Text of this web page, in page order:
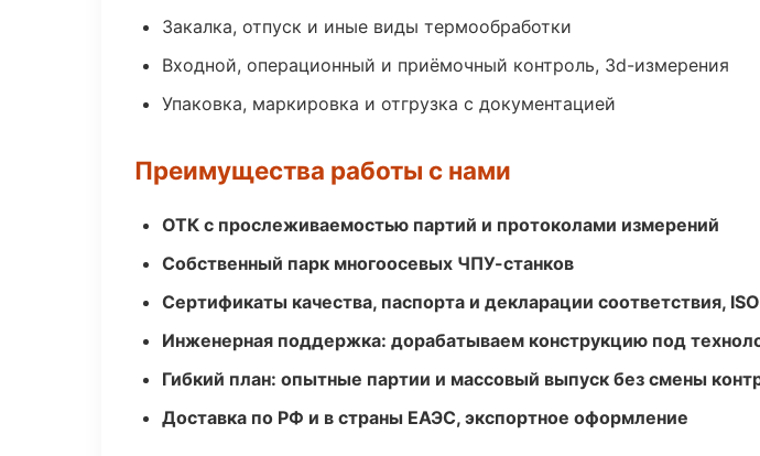
Закалка, отпуск и иные виды термообработки
Входной, операционный и приёмочный контроль, 3d-измерения
Упаковка, маркировка и отгрузка с документацией
Преимущества работы с нами
ОТК с прослеживаемостью партий и протоколами измерений
Собственный парк многоосевых ЧПУ-станков
Сертификаты качества, паспорта и декларации соответствия,
Инженерная поддержка: дорабатываем конструкцию под
Гибкий план: опытные партии и массовый выпуск без смены
Доставка по РФ и в страны ЕАЭС, экспортное оформление